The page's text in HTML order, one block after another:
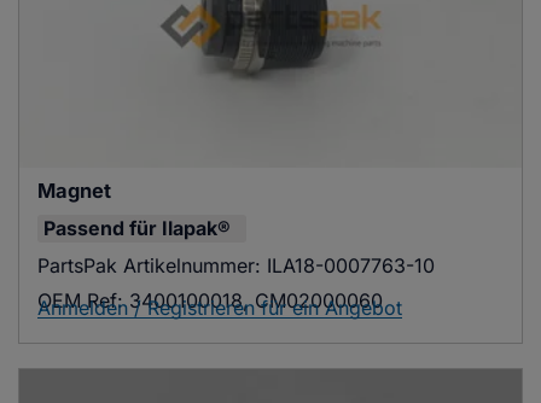
Magnet
Passend für Ilapak®
PartsPak Artikelnummer: ILA18-0007763-10
OEM Ref: 3400100018, CM02000060
Anmelden / Registrieren für ein Angebot